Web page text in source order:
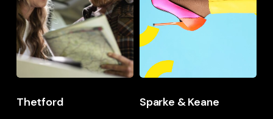
Thetford Sparke & Keane